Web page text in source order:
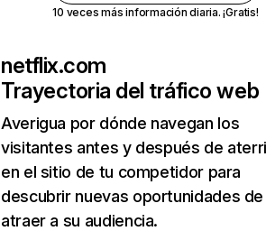
10 veces más información diaria. ¡Gratis!
netflix.com
Trayectoria del tráfico web
Averigua por dónde navegan los
visitantes antes y después de
en el sitio de tu competidor para
descubrir nuevas oportunidades de
atraer a su audiencia.